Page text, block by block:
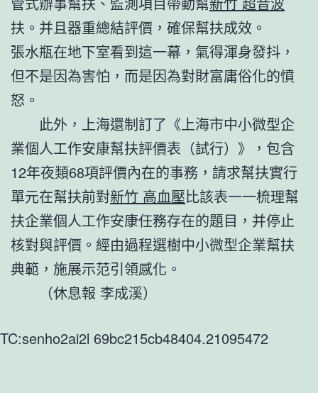
扶。并且器重總結評價，確保幫扶成效。
張水瓶在地下室看到這一幕，氣得渾身發抖，
但不是因為害怕，而是因為對財富庸俗化的憤
怒。
此外，上海還制訂了《上海市中小微型企
業個人工作安康幫扶評價表（試行）》，包含
12年夜類68項評價內在的事務，請求幫扶實行
單元在幫扶前對新竹 高血壓比該表一一梳理幫
扶企業個人工作安康任務存在的題目，并停止
核對與評價。經由過程選樹中小微型企業幫扶
典範，施展示范引領感化。
（休息報 李成溪）
TC:senho2ai2l 69bc215cb48404.21095472